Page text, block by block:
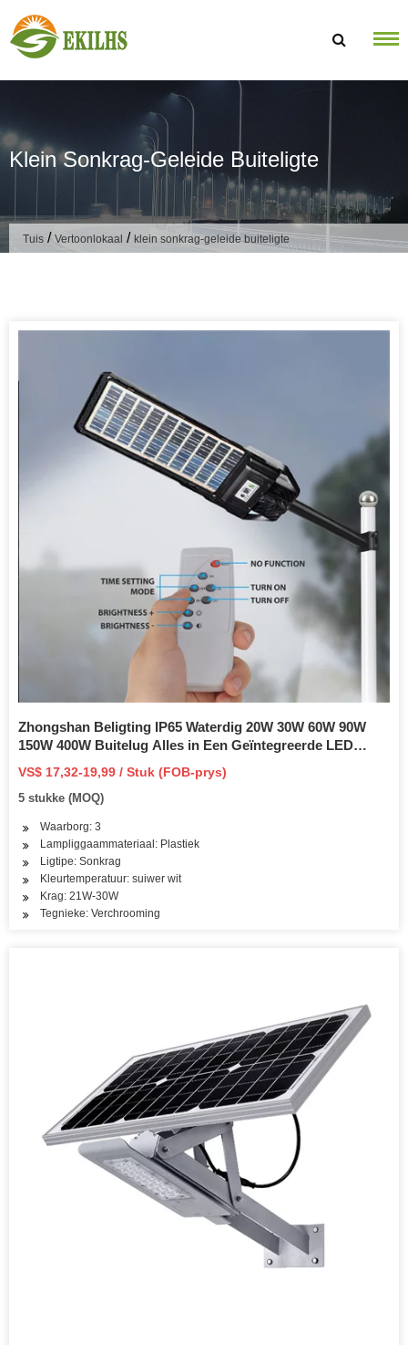
Klein Sonkrag-Geleide Buiteligte
Tuis / Vertoonlokaal / klein sonkrag-geleide buiteligte
Zhongshan Beligting IP65 Waterdig 20W 30W 60W 90W
150W 400W Buitelug Alles in Een Geïntegreerde LED
Sonkrag Straatligte vir Klein Stadspadlamp
VS$ 17,32-19,99 / Stuk (FOB-prys)
5 stukke (MOQ)
Waarborg: 3
Lampliggaammateriaal: Plastiek
Ligtipe: Sonkrag
Kleurtemperatuur: suiwer wit
Krag: 21W-30W
Tegnieke: Verchrooming